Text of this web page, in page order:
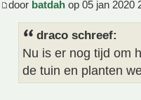
door batdah op 05 jan 2020
draco schreef:
Nu is er nog tijd om
de tuin en planten